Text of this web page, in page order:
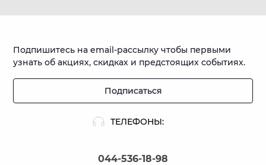
ТЕЛЕФОНЫ:
044-536-18-98
Подпишитесь на email-рассылку чтобы первыми
узнать об акциях, скидках и предстоящих событиях.
Подписаться